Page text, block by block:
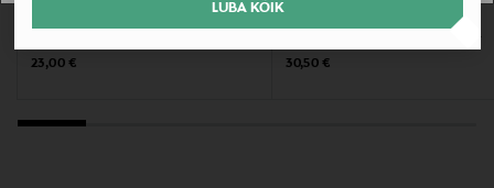
LUBA KÕIK
sattumist silma. Ärrituse tekkimisel lõpetada
NOCOL
Original Price
23,00 €
Original Price
30,50 €